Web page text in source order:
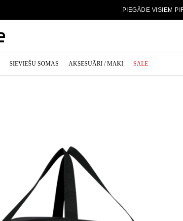
PIEGĀDE VISIEM
SIEVIEŠU SOMAS AKSESUĀRI / MAKI SALE